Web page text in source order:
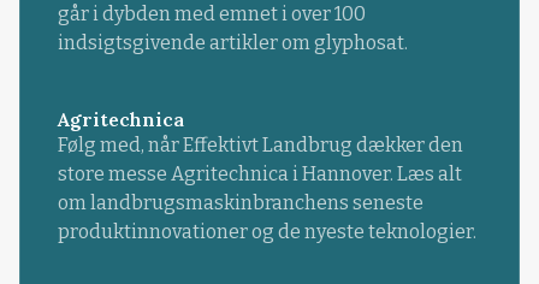
går i dybden med emnet i over 100
indsigtsgivende artikler om glyphosat.
Agritechnica
Følg med, når Effektivt Landbrug dækker den
store messe Agritechnica i Hannover. Læs alt
om landbrugsmaskinbranchens seneste
produktinnovationer og de nyeste teknologier.